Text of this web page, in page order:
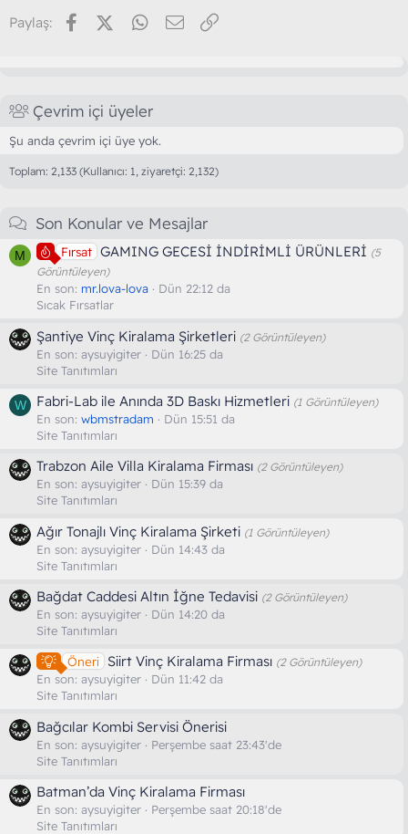
Paylaş: FacebookX (Twitter)WhatsApp
E-posta
Çevrim içi üyeler
Şu anda çevrim içi üye yok.
Toplam: 2,133 (Kullanıcı: 1, ziyaretçi: 2,132)
Son Konular ve Mesajlar
M Fırsat GAMING GECESİ İNDİRİMLİ ÜRÜNLERİ (5
Görüntüleyen)
En son: mr.lova-lova
Dün 22:12 da
Sıcak Fırsatlar
Şantiye Vinç Kiralama Şirketleri (2 Görüntüleyen)
En son: aysuyigiter
Dün 16:25 da
Site Tanıtımları
W Fabri-Lab ile Anında 3D Baskı Hizmetleri (1 Görüntüleyen)
En son: wbmstradam
Dün 15:51 da
Site Tanıtımları
Trabzon Aile Villa Kiralama Firması (2 Görüntüleyen)
En son: aysuyigiter
Dün 15:39 da
Site Tanıtımları
Ağır Tonajlı Vinç Kiralama Şirketi (1 Görüntüleyen)
En son: aysuyigiter
Dün 14:43 da
Site Tanıtımları
Bağdat Caddesi Altın İğne Tedavisi (2 Görüntüleyen)
En son: aysuyigiter
Dün 14:20 da
Site Tanıtımları
Öneri Siirt Vinç Kiralama Firması (2 Görüntüleyen)
En son: aysuyigiter
Dün 11:42 da
Site Tanıtımları
Bağcılar Kombi Servisi Önerisi
En son: aysuyigiter
Perşembe saat 23:43'de
Site Tanıtımları
Batman’da Vinç Kiralama Firması
En son: aysuyigiter
Perşembe saat 20:18'de
Site Tanıtımları